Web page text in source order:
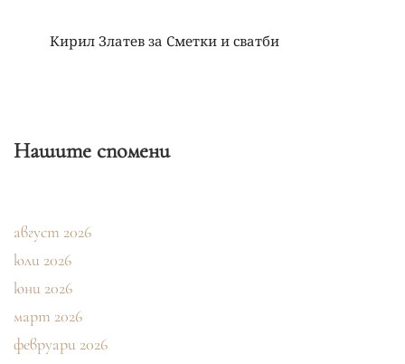
Кирил Златев за Сметки и сватби
Нашите спомени
август 2026
юли 2026
юни 2026
март 2026
февруари 2026